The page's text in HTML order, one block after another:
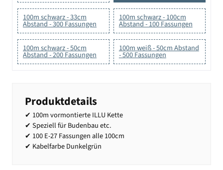
100m schwarz - 33cm
Abstand - 300 Fassungen
100m schwarz - 100cm
Abstand - 100 Fassungen
100m schwarz - 50cm
Abstand - 200 Fassungen
100m weiß - 50cm Abstand
- 500 Fassungen
Produktdetails
✔ 100m vormontierte ILLU Kette
✔ Speziell für Budenbau etc.
✔ 100 E-27 Fassungen alle 100cm
✔ Kabelfarbe Dunkelgrün